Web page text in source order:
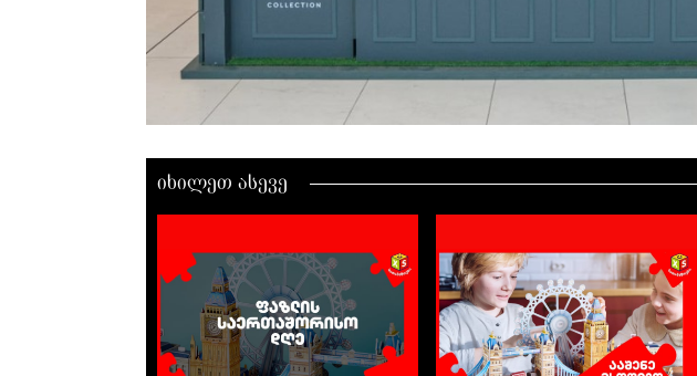
იხილეთ ასევე